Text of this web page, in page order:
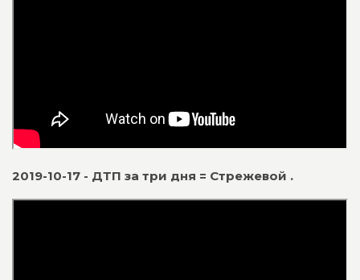
2019-10-17 - ДТП за три дня = Стрежевой .